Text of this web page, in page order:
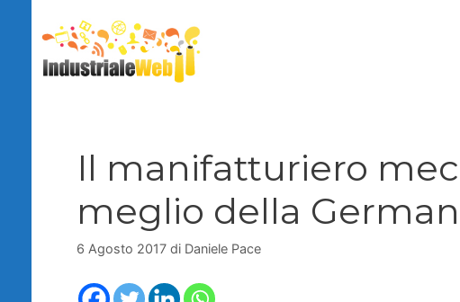
contenuto
Il manifatturiero
meglio della
6 Agosto 2017 di Daniele Pace